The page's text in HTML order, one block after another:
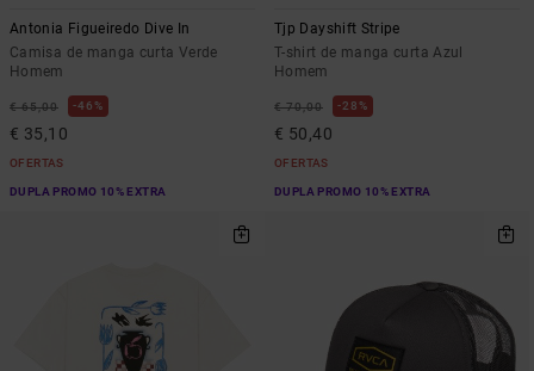
Antonia Figueiredo Dive In
Camisa de manga curta Verde
Homem
€ 65,00 46%
€ 35,10
OFERTAS
DUPLA PROMO 10% EXTRA
Tjp Dayshift Stripe
T-shirt de manga curta Azul
Homem
€ 70,00 28%
€ 50,40
OFERTAS
DUPLA PROMO 10% EXTRA